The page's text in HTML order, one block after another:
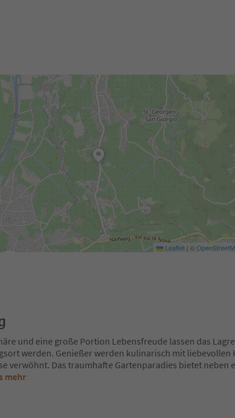
Leaflet | ©
und eine große Portion Lebensfreude lassen das
werden. Genießer werden kulinarisch mit liebevollen
verwöhnt. Das traumhafte Gartenparadies bietet neben
mehr